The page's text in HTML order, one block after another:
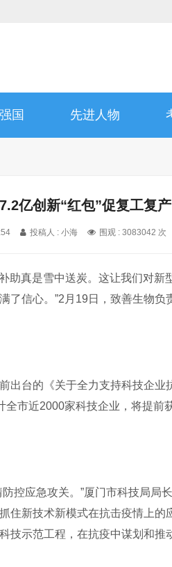
国 先进人物
亿创新“红包”促复工复产
投稿人 : 小海 围观 : 3083042 次
助真是雪中送炭。这让我们对新
了信心。”2月19日，致善生物
出台的《关于全力支持科技企业
全市近2000家科技企业，将提前
控应急攻关。”厦门市科技局局
住新技术新模式在抗击疫情上的
技示范工程，在抗疫中谋划和推